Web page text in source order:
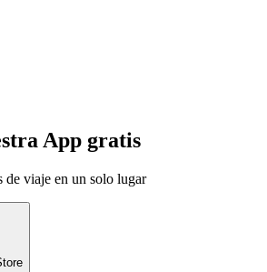
App gratis
de viaje en un solo lugar